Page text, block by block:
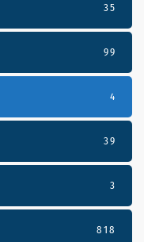
35
99
4
39
3
818